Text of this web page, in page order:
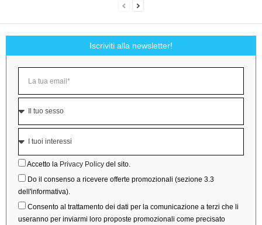
Iscriviti alla newsletter!
Accetto la Privacy Policy del sito.
Do il consenso a ricevere offerte promozionali (sezione 3.3
dell'informativa).
Consento al trattamento dei dati per la comunicazione a terzi che li
useranno per inviarmi loro proposte promozionali come precisato